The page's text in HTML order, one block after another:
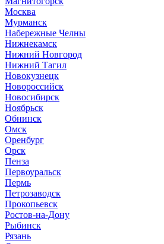
Москва
Мурманск
Набережные Челны
Нижнекамск
Нижний Новгород
Нижний Тагил
Новокузнецк
Новороссийск
Новосибирск
Ноябрьск
Обнинск
Омск
Оренбург
Орск
Пенза
Первоуральск
Пермь
Петрозаводск
Прокопьевск
Ростов-на-Дону
Рыбинск
Рязань